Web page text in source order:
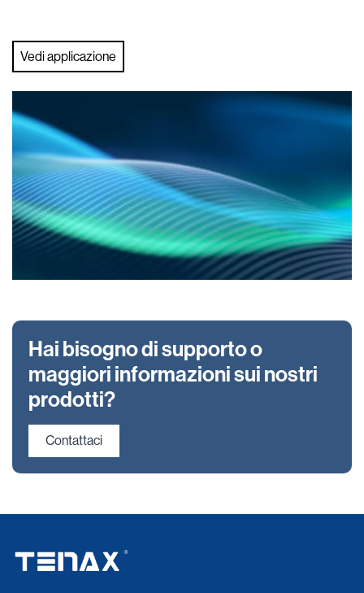
Vedi applicazione
Hai bisogno di supporto o
maggiori informazioni sui nostri
prodotti?
Contattaci